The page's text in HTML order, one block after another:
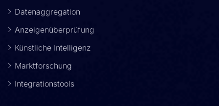
Datenaggregation
Anzeigenüberprüfung
Künstliche Intelligenz
Marktforschung
Integrationstools